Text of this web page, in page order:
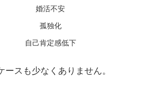
婚活不安
孤独化
自己肯定感低下
ースも少なくありません。